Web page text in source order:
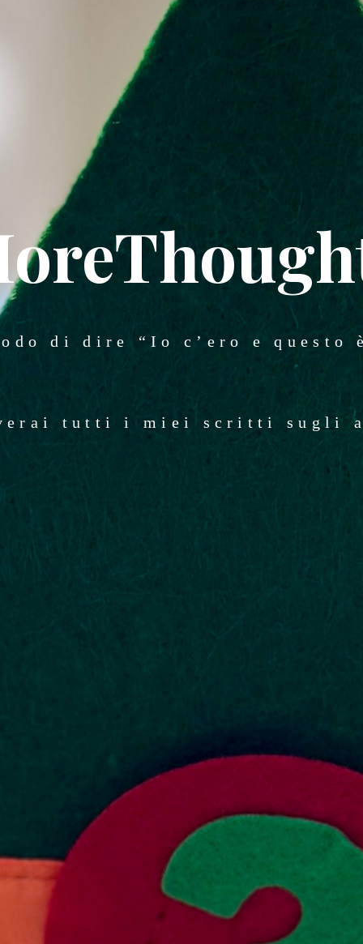
di dire “Io c’ero e questo
tutti i miei scritti sugli